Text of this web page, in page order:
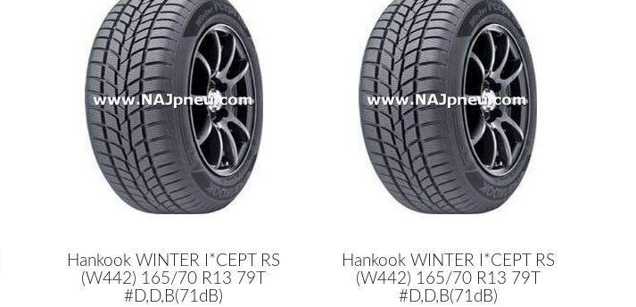
Hankook WINTER I*CEPT RS
(W442) 165/70 R13 79T
#D,D,B(71dB)
Hankook WINTER I*CEPT RS
(W442) 165/70 R13 79T
#D,D,B(71dB)